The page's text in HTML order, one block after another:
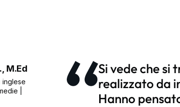
M.Ed
inglese
|
Si vede che si
realizzato da
Hanno